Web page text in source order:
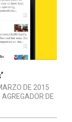
DE 2015
AGREGADOR DE